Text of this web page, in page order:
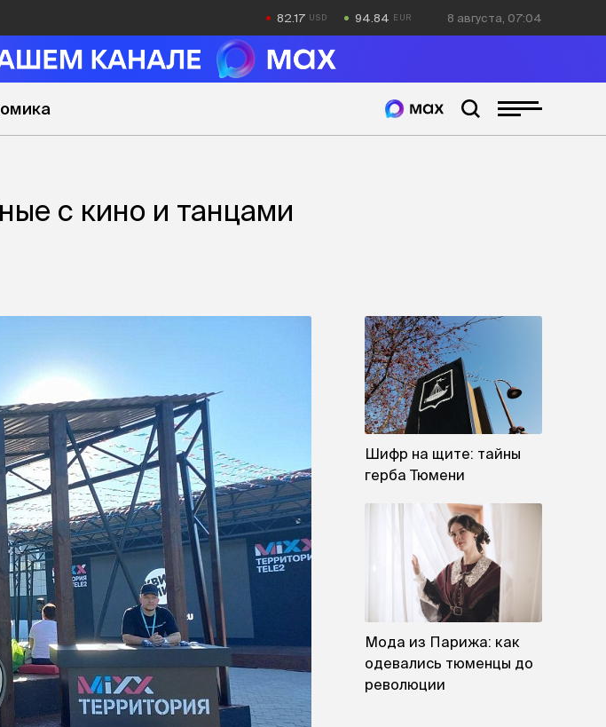
82.17 94.84 8 августа, 07:04
с кино и танцами
Шифр на щите: тайны
герба Тюмени
Мода из Парижа: как
одевались тюменцы до
революции